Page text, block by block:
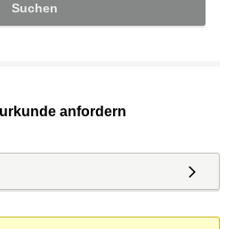
Suchen
anfordern